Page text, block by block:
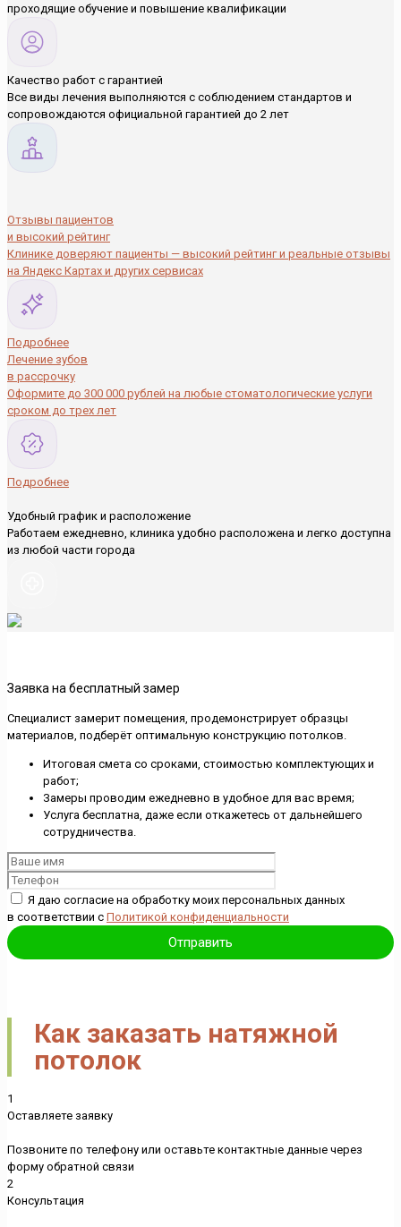
проходящие обучение и повышение квалификации
Качество работ с гарантией
Все виды лечения выполняются с соблюдением стандартов и
сопровождаются официальной гарантией до 2 лет
Отзывы пациентов
и высокий рейтинг
Клинике доверяют пациенты — высокий рейтинг и реальные отзывы
на Яндекс Картах и других сервисах
Подробнее
Лечение зубов
в рассрочку
Оформите до 300 000 рублей на любые стоматологические услуги
сроком до трех лет
Подробнее
Удобный график и расположение
Работаем ежедневно, клиника удобно расположена и легко доступна
из любой части города
Заявка на бесплатный замер
Специалист замерит помещения, продемонстрирует образцы
материалов, подберёт оптимальную конструкцию потолков.
Итоговая смета со сроками, стоимостью комплектующих и
работ;
Замеры проводим ежедневно в удобное для вас время;
Услуга бесплатна, даже если откажетесь от дальнейшего
сотрудничества.
Я даю согласие на обработку моих персональных данных
в соответствии с Политикой конфиденциальности
Как заказать натяжной
потолок
1
Оставляете заявку
Позвоните по телефону или оставьте контактные данные через
форму обратной связи
2
Консультация